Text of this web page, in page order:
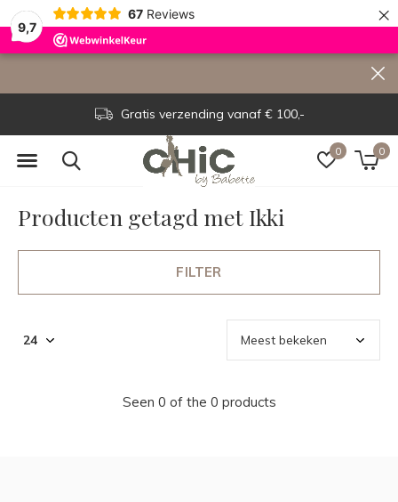
9,7
67 Reviews ×
0 0
Gratis verzending vanaf € 100,-
Producten getagd met Ikki
FILTER
Seen 0 of the 0 products